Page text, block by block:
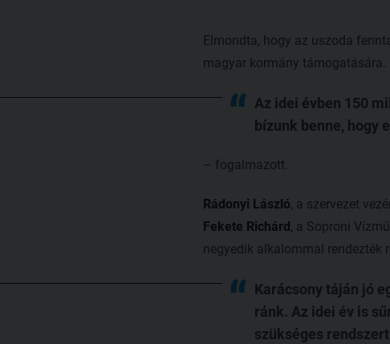
Elmondta, hogy az uszoda
magyar kormány támogatására.
Az idei évben 150
bízunk benne, hogy
– fogalmazott.
Rádonyi László, a szervezet
Fekete Richárd , a Soproni
negyedik alkalommal rendezték
Karácsony táján jó
ránk. Az idei év is
szükséges